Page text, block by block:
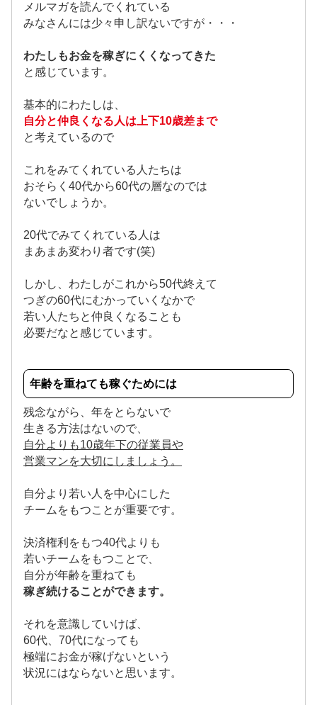
メルマガを読んでくれている
みなさんには少々申し訳ないですが・・・
わたしもお金を稼ぎにくくなってきた
と感じています。
基本的にわたしは、
自分と仲良くなる人は上下10歳差まで
と考えているので
これをみてくれている人たちは
おそらく40代から60代の層なのでは
ないでしょうか。
20代でみてくれている人は
まあまあ変わり者です(笑)
しかし、わたしがこれから50代終えて
つぎの60代にむかっていくなかで
若い人たちと仲良くなることも
必要だなと感じています。
年齢を重ねても稼ぐためには
残念ながら、年をとらないで
生きる方法はないので、
自分よりも10歳年下の従業員や
営業マンを大切にしましょう。
自分より若い人を中心にした
チームをもつことが重要です。
決済権利をもつ40代よりも
若いチームをもつことで、
自分が年齢を重ねても
稼ぎ続けることができます。
それを意識していけば、
60代、70代になっても
極端にお金が稼げないという
状況にはならないと思います。